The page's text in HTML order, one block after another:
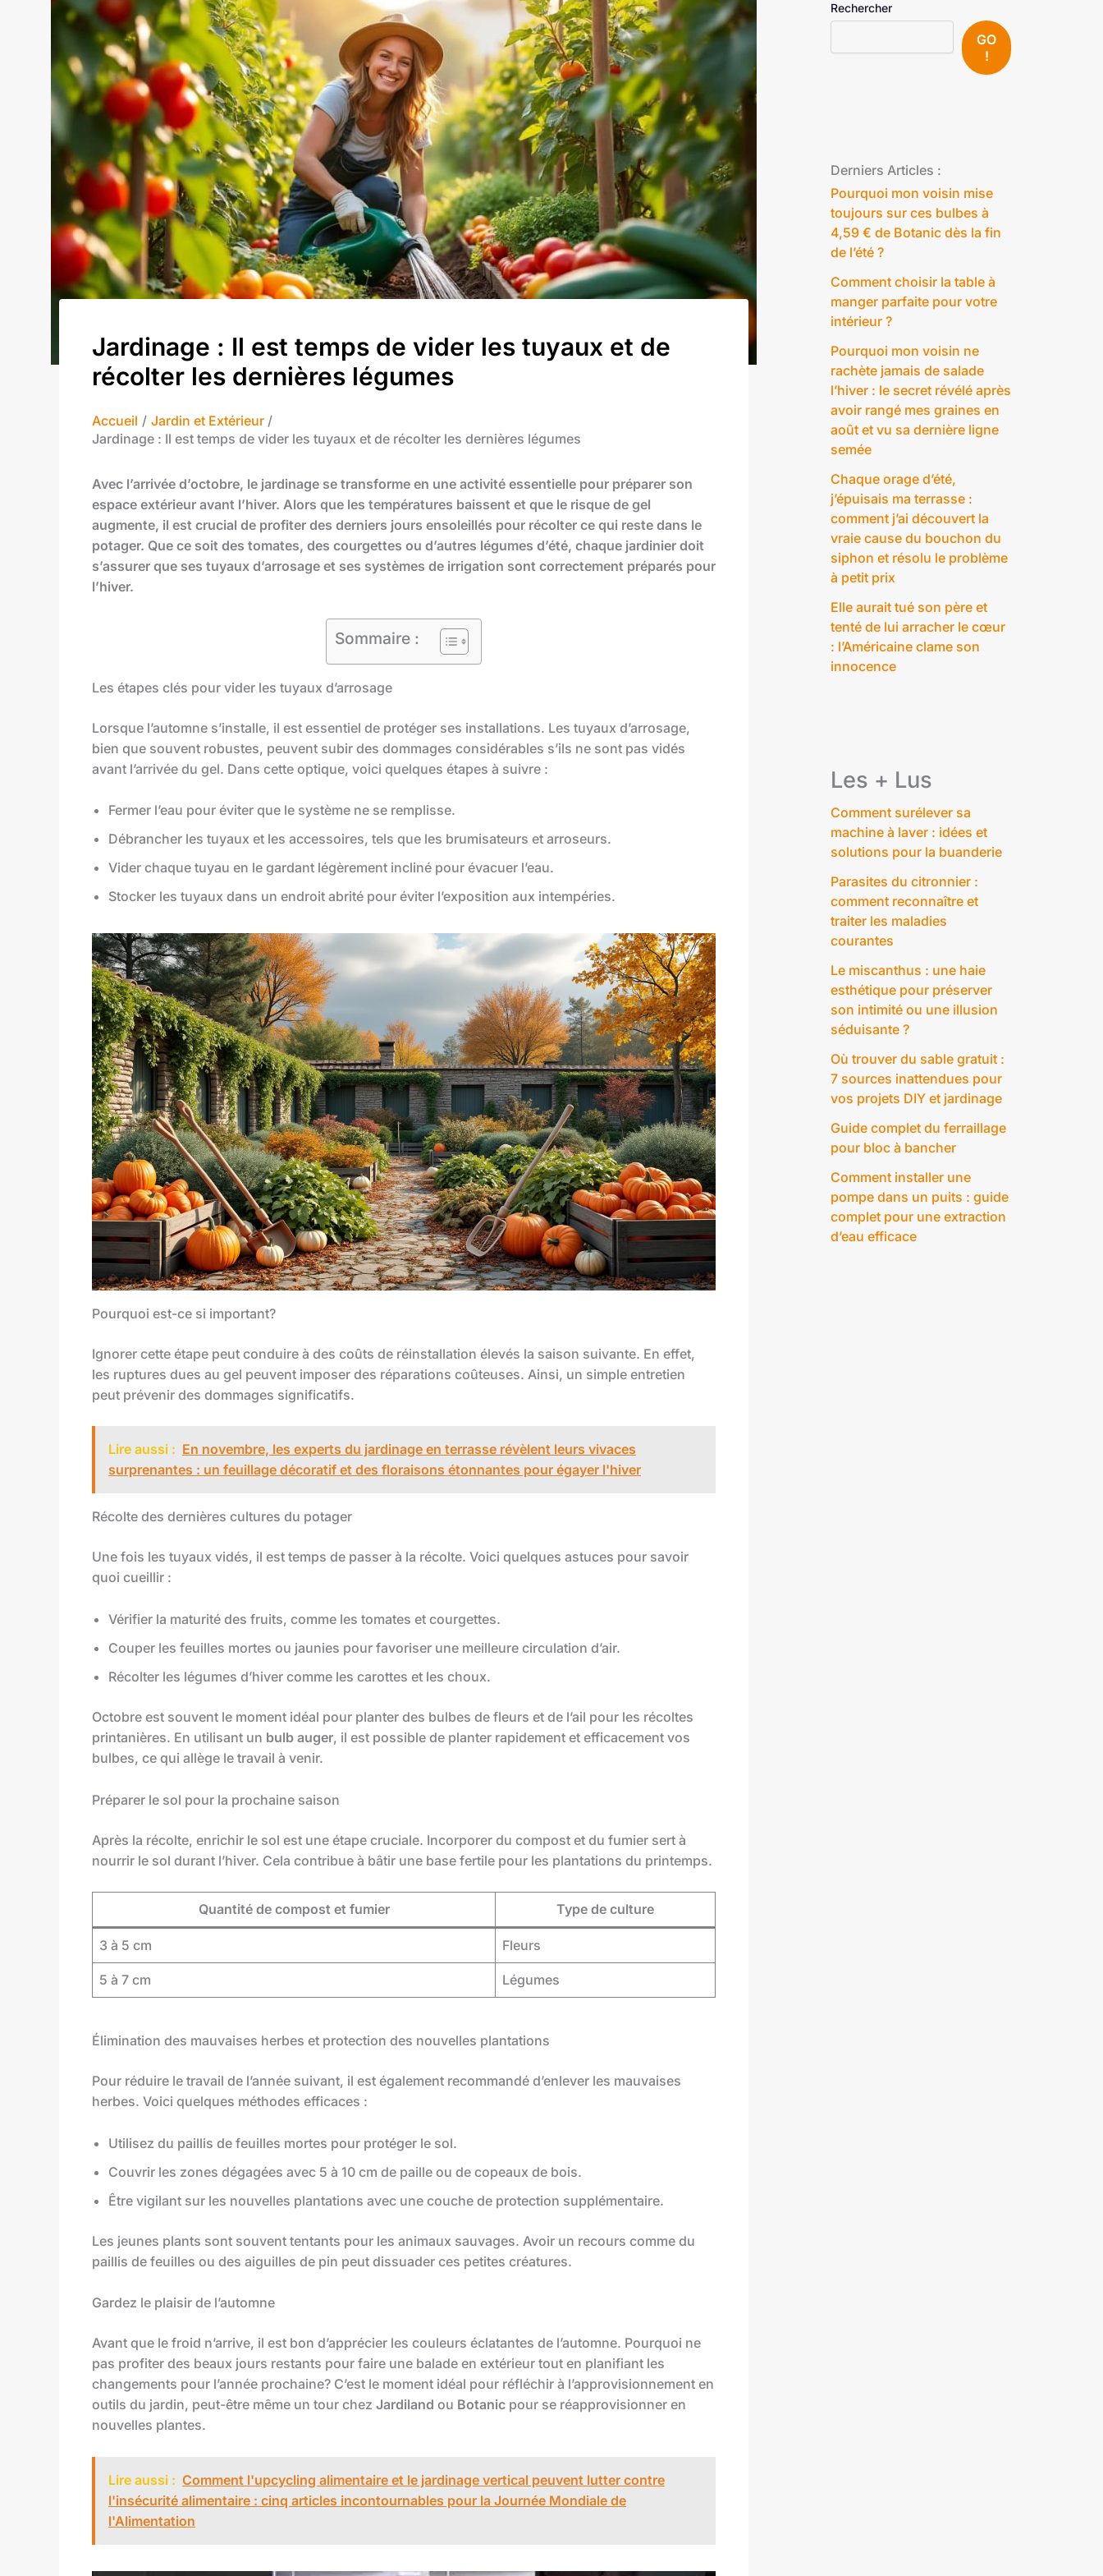
Jardinage : Il est temps de vider les tuyaux et de
récolter les dernières légumes
Accueil
Jardin et Extérieur
Jardinage : Il est temps de vider les tuyaux et de récolter les dernières légumes
Avec l’arrivée d’octobre, le jardinage se transforme en une activité essentielle pour préparer son
espace extérieur avant l’hiver. Alors que les températures baissent et que le risque de gel
augmente, il est crucial de profiter des derniers jours ensoleillés pour récolter ce qui reste dans le
potager. Que ce soit des tomates, des courgettes ou d’autres légumes d’été, chaque jardinier doit
s’assurer que ses tuyaux d’arrosage et ses systèmes de irrigation sont correctement préparés pour
l’hiver.
Sommaire :
Les étapes clés pour vider les tuyaux d’arrosage
Lorsque l’automne s’installe, il est essentiel de protéger ses installations. Les tuyaux d’arrosage,
bien que souvent robustes, peuvent subir des dommages considérables s’ils ne sont pas vidés
avant l’arrivée du gel. Dans cette optique, voici quelques étapes à suivre :
Fermer l’eau pour éviter que le système ne se remplisse.
Débrancher les tuyaux et les accessoires, tels que les brumisateurs et arroseurs.
Vider chaque tuyau en le gardant légèrement incliné pour évacuer l’eau.
Stocker les tuyaux dans un endroit abrité pour éviter l’exposition aux intempéries.
Pourquoi est-ce si important?
Ignorer cette étape peut conduire à des coûts de réinstallation élevés la saison suivante. En effet,
les ruptures dues au gel peuvent imposer des réparations coûteuses. Ainsi, un simple entretien
peut prévenir des dommages significatifs.
Lire aussi : En novembre, les experts du jardinage en terrasse révèlent leurs vivaces
surprenantes : un feuillage décoratif et des floraisons étonnantes pour égayer l'hiver
Récolte des dernières cultures du potager
Une fois les tuyaux vidés, il est temps de passer à la récolte. Voici quelques astuces pour savoir
quoi cueillir :
Vérifier la maturité des fruits, comme les tomates et courgettes.
Couper les feuilles mortes ou jaunies pour favoriser une meilleure circulation d’air.
Récolter les légumes d’hiver comme les carottes et les choux.
Octobre est souvent le moment idéal pour planter des bulbes de fleurs et de l’ail pour les récoltes
printanières. En utilisant un bulb auger, il est possible de planter rapidement et efficacement vos
bulbes, ce qui allège le travail à venir.
Préparer le sol pour la prochaine saison
Après la récolte, enrichir le sol est une étape cruciale. Incorporer du compost et du fumier sert à
nourrir le sol durant l’hiver. Cela contribue à bâtir une base fertile pour les plantations du printemps.
Quantité de compost et fumier Type de culture
3 à 5 cm Fleurs
5 à 7 cm Légumes
Élimination des mauvaises herbes et protection des nouvelles plantations
Pour réduire le travail de l’année suivant, il est également recommandé d’enlever les mauvaises
herbes. Voici quelques méthodes efficaces :
Utilisez du paillis de feuilles mortes pour protéger le sol.
Couvrir les zones dégagées avec 5 à 10 cm de paille ou de copeaux de bois.
Être vigilant sur les nouvelles plantations avec une couche de protection supplémentaire.
Les jeunes plants sont souvent tentants pour les animaux sauvages. Avoir un recours comme du
paillis de feuilles ou des aiguilles de pin peut dissuader ces petites créatures.
Gardez le plaisir de l’automne
Avant que le froid n’arrive, il est bon d’apprécier les couleurs éclatantes de l’automne. Pourquoi ne
pas profiter des beaux jours restants pour faire une balade en extérieur tout en planifiant les
changements pour l’année prochaine? C’est le moment idéal pour réfléchir à l’approvisionnement en
outils du jardin, peut-être même un tour chez Jardiland ou Botanic pour se réapprovisionner en
nouvelles plantes.
Lire aussi : Comment l'upcycling alimentaire et le jardinage vertical peuvent lutter contre
l'insécurité alimentaire : cinq articles incontournables pour la Journée Mondiale de
l'Alimentation
Rechercher
GO
!
Derniers Articles :
Pourquoi mon voisin mise
toujours sur ces bulbes à
4,59 € de Botanic dès la fin
de l’été ?
Comment choisir la table à
manger parfaite pour votre
intérieur ?
Pourquoi mon voisin ne
rachète jamais de salade
l’hiver : le secret révélé après
avoir rangé mes graines en
août et vu sa dernière ligne
semée
Chaque orage d’été,
j’épuisais ma terrasse :
comment j’ai découvert la
vraie cause du bouchon du
siphon et résolu le problème
à petit prix
Elle aurait tué son père et
tenté de lui arracher le cœur
: l’Américaine clame son
innocence
Les + Lus
Comment surélever sa
machine à laver : idées et
solutions pour la buanderie
Parasites du citronnier :
comment reconnaître et
traiter les maladies
courantes
Le miscanthus : une haie
esthétique pour préserver
son intimité ou une illusion
séduisante ?
Où trouver du sable gratuit :
7 sources inattendues pour
vos projets DIY et jardinage
Guide complet du ferraillage
pour bloc à bancher
Comment installer une
pompe dans un puits : guide
complet pour une extraction
d’eau efficace